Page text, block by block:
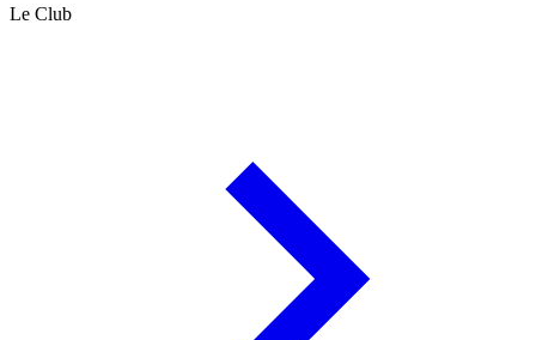
Le Club